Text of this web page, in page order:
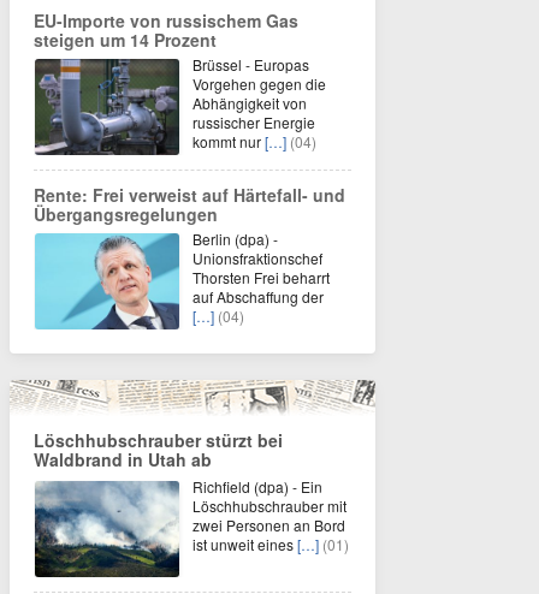
EU-Importe von russischem Gas
steigen um 14 Prozent
Brüssel - Europas
Vorgehen gegen die
Abhängigkeit von
russischer Energie
kommt nur[…] (04)
Rente: Frei verweist auf Härtefall- und
Übergangsregelungen
Berlin (dpa) -
Unionsfraktionschef
Thorsten Frei beharrt
auf Abschaffung der
[…] (04)
Löschhubschrauber stürzt bei
Waldbrand in Utah ab
Richfield (dpa) - Ein
Löschhubschrauber mit
zwei Personen an Bord
ist unweit eines[…] (01)